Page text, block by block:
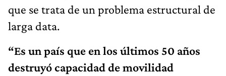
que se trata de un problema estructural de
larga data.
“Es un país que en los últimos 50 años
destruyó capacidad de movilidad